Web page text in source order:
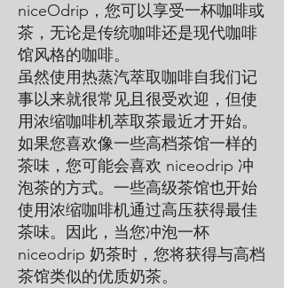
niceOdrip，您可以享受一杯咖啡或
茶，无论是传统咖啡还是现代咖啡
馆风格的咖啡。
虽然使用热蒸汽萃取咖啡自我们记
事以来就很常见且很受欢迎，但使
用浓缩咖啡机萃取茶最近才开始。
如果您喜欢像一些高档茶馆一样的
茶味，您可能会喜欢 niceodrip 冲
泡茶的方式。一些高级茶馆也开始
使用浓缩咖啡机通过高压获得最佳
茶味。因此，当您冲泡一杯
niceodrip 奶茶时，您将获得与高档
茶馆类似的优质奶茶。